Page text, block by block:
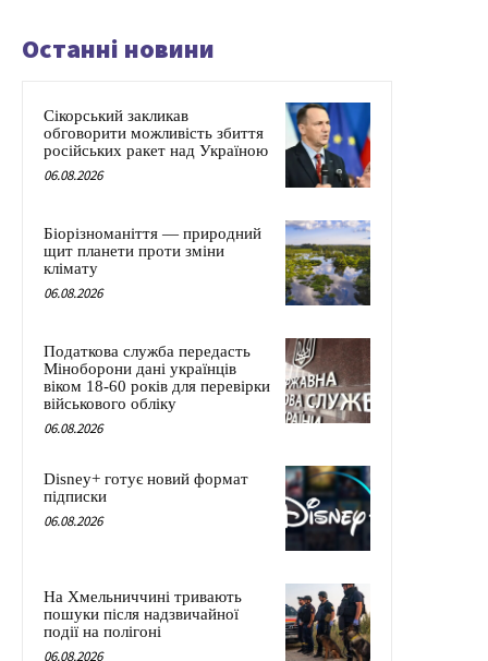
Останні новини
Сікорський закликав
обговорити можливість збиття
російських ракет над Україною
06.08.2026
Біорізноманіття — природний
щит планети проти зміни
клімату
06.08.2026
Податкова служба передасть
Міноборони дані українців
віком 18-60 років для перевірки
військового обліку
06.08.2026
Disney+ готує новий формат
підписки
06.08.2026
На Хмельниччині тривають
пошуки після надзвичайної
події на полігоні
06.08.2026